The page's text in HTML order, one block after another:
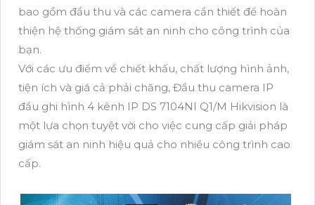
bao gồm đầu thu và các camera cần thiết để hoàn
thiện hệ thống giám sát an ninh cho công trình của
bạn.
Với các ưu điểm về chiết khấu, chất lượng hình ảnh,
tiện ích và giá cả phải chăng, Đầu thu camera IP
đầu ghi hình 4 kênh IP DS 7104NI Q1/M Hikvision là
một lựa chọn tuyệt vời cho việc cung cấp giải pháp
giám sát an ninh hiệu quả cho nhiều công trình cao
cấp.